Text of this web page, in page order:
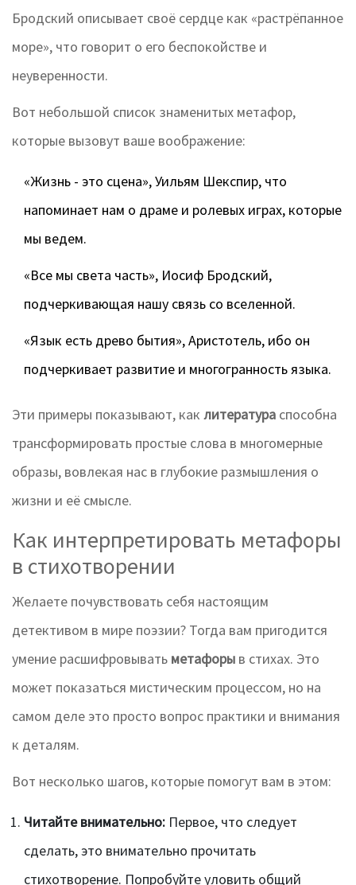
Бродский описывает своё сердце как «растрёпанное
море», что говорит о его беспокойстве и
неуверенности.
Вот небольшой список знаменитых метафор,
которые вызовут ваше воображение:
«Жизнь - это сцена», Уильям Шекспир, что
напоминает нам о драме и ролевых играх, которые
мы ведем.
«Все мы света часть», Иосиф Бродский,
подчеркивающая нашу связь со вселенной.
«Язык есть древо бытия», Аристотель, ибо он
подчеркивает развитие и многогранность языка.
Эти примеры показывают, как литература способна
трансформировать простые слова в многомерные
образы, вовлекая нас в глубокие размышления о
жизни и её смысле.
Как интерпретировать метафоры
в стихотворении
Желаете почувствовать себя настоящим
детективом в мире поэзии? Тогда вам пригодится
умение расшифровывать метафоры в стихах. Это
может показаться мистическим процессом, но на
самом деле это просто вопрос практики и внимания
к деталям.
Вот несколько шагов, которые помогут вам в этом:
Читайте внимательно: Первое, что следует
сделать, это внимательно прочитать
стихотворение. Попробуйте уловить общий